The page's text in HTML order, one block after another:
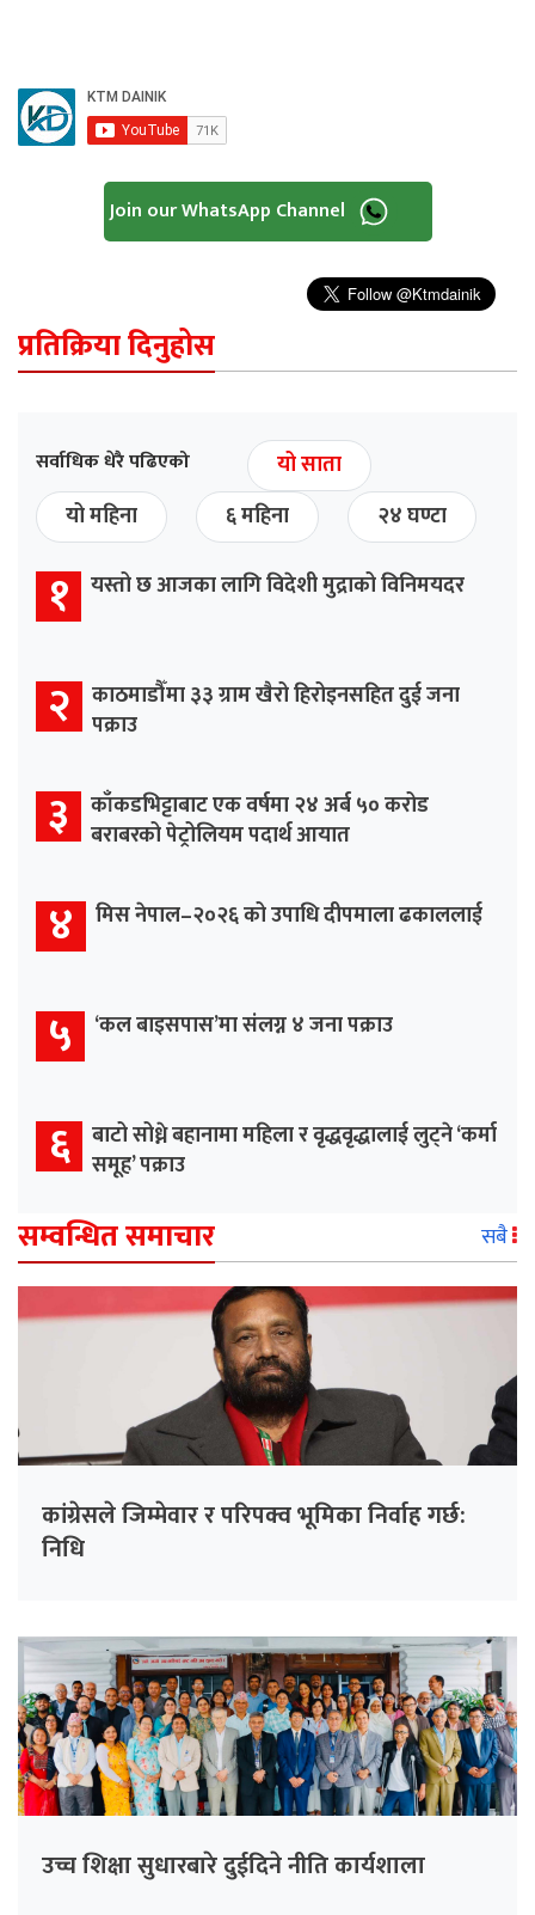
Join our WhatsApp Channel
प्रतिक्रिया दिनुहोस
सर्वाधिक धेरै पढिएको
यो साता
यो महिना
६ महिना २४ घण्टा
१ यस्तो छ आजका लागि विदेशी मुद्राको विनिमयदर
२ काठमाडौँमा ३३ ग्राम खैरो हिरोइनसहित दुई जना
पक्राउ
३ काँकडभिट्टाबाट एक वर्षमा २४ अर्ब ५० करोड
बराबरको पेट्रोलियम पदार्थ आयात
४ मिस नेपाल–२०२६ को उपाधि दीपमाला ढकाललाई
५ ‘कल बाइसपास’मा संलग्न ४ जना पक्राउ
६ बाटो सोध्ने बहानामा महिला र वृद्धवृद्धालाई लुट्ने ‘कर्मा
समूह’ पक्राउ
सम्वन्धित समाचार सबै
कांग्रेसले जिम्मेवार र परिपक्व भूमिका निर्वाह गर्छ:
निधि
उच्च शिक्षा सुधारबारे दुईदिने नीति कार्यशाला